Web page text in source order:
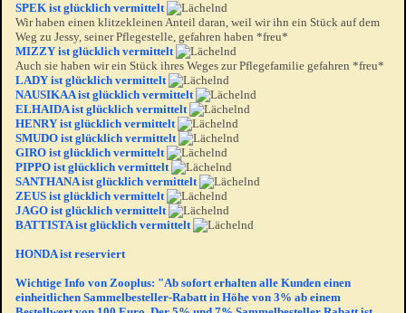
SPEK ist glücklich vermittelt
Wir haben einen klitzekleinen Anteil daran, weil wir ihn ein Stück auf dem
Weg zu Jessy, seiner Pflegestelle, gefahren haben *freu*
MIZZY ist glücklich vermittelt
Auch sie haben wir ein Stück ihres Weges zur Pflegefamilie gefahren *freu*
LADY ist glücklich vermittelt
NAUSIKAA ist glücklich vermittelt
ELHAIDA ist glücklich vermittelt
HENRY ist glücklich vermittelt
SMUDO ist glücklich vermittelt
GIRO ist glücklich vermittelt
PIPPO ist glücklich vermittelt
SANTHANA ist glücklich vermittelt
ZEUS ist glücklich vermittelt
JAGO ist glücklich vermittelt
BATTISTA ist glücklich vermittelt
HONDA ist reserviert
Wichtige Info von Zooplus: "Ab sofort erhalten alle Kunden einen
einheitlichen Sammelbesteller-Rabatt in Höhe von 3% ab einem